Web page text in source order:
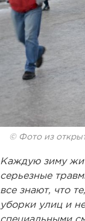
© Фото из
Каждую зиму
серьезные
все знают, что
уборки улиц и